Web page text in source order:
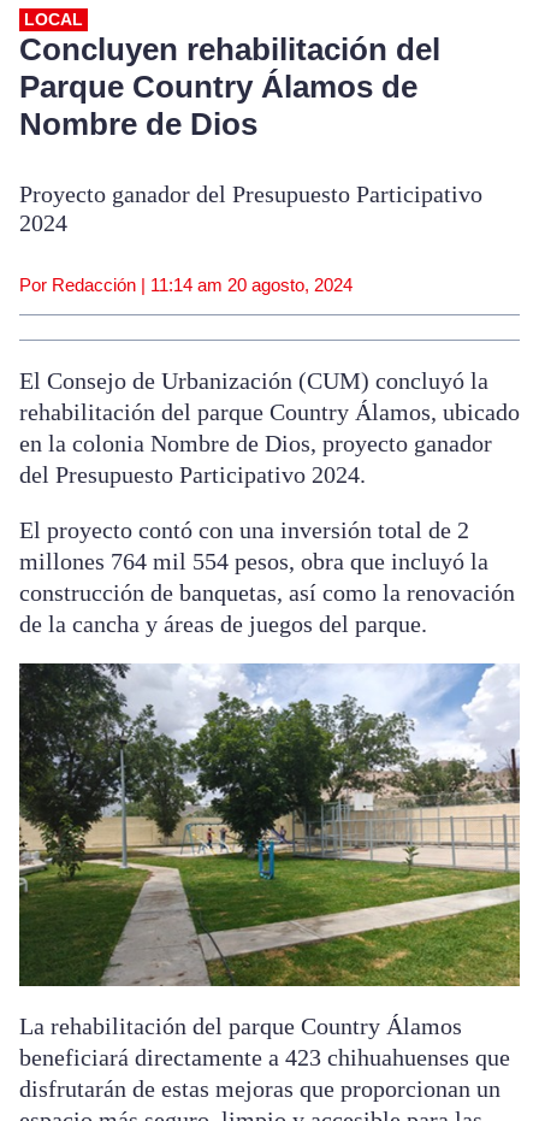
LOCAL
Concluyen rehabilitación del
Parque Country Álamos de
Nombre de Dios
Proyecto ganador del Presupuesto Participativo
2024
Por Redacción | 11:14 am 20 agosto, 2024
El Consejo de Urbanización (CUM) concluyó la
rehabilitación del parque Country Álamos, ubicado
en la colonia Nombre de Dios, proyecto ganador
del Presupuesto Participativo 2024.
El proyecto contó con una inversión total de 2
millones 764 mil 554 pesos, obra que incluyó la
construcción de banquetas, así como la renovación
de la cancha y áreas de juegos del parque.
La rehabilitación del parque Country Álamos
beneficiará directamente a 423 chihuahuenses que
disfrutarán de estas mejoras que proporcionan un